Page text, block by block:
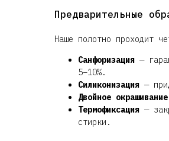
Предварительные
Наше полотно проходит
Санфоризация —
5–10%.
Силиконизация —
Двойное окрашивание
Термофиксация —
стирки.